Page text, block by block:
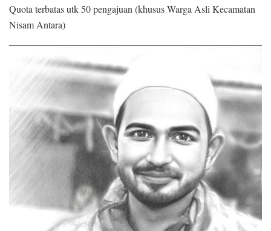
Quota terbatas utk 50 pengajuan (khusus Warga Asli Kecamatan
Nisam Antara)